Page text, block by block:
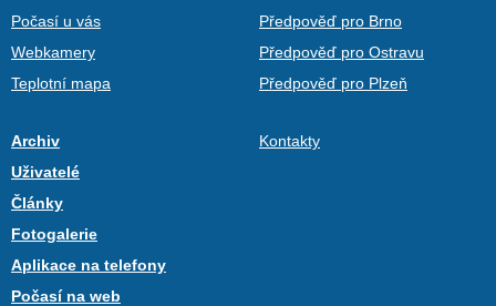
Počasí u vás
Webkamery
Teplotní mapa
Předpověď pro Brno
Předpověď pro Ostravu
Předpověď pro Plzeň
Archiv
Uživatelé
Články
Fotogalerie
Aplikace na telefony
Počasí na web
Kontakty